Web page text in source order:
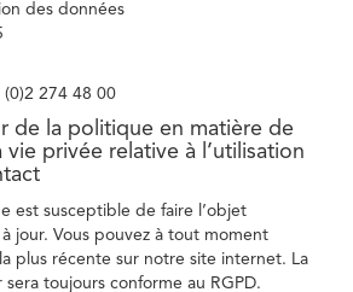
des données
(0)2 274 48 00
de la politique en matière de
privée relative à l’utilisation
est susceptible de faire l’objet
jour. Vous pouvez à tout moment
plus récente sur notre site internet. La
toujours conforme au RGPD.